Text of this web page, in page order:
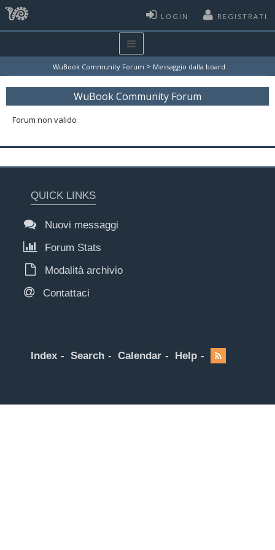
LOGIN REGISTRATI
WuBook Community Forum > Messaggio dalla board
WuBook Community Forum
Forum non valido
QUICK LINKS
Nuovi messaggi
Forum Stats
Modalità archivio
Contattaci
Index Search Calendar Help